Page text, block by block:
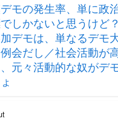
モの発生率、単に政
しかないと思うけど
デモは、単なるデモ
会だし／社会活動が
元々活動的な奴がデ